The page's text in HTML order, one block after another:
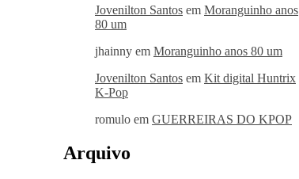
Jovenilton Santos em Moranguinho anos
80 um
jhainny em Moranguinho anos 80 um
Jovenilton Santos em Kit digital Huntrix
K-Pop
romulo em GUERREIRAS DO KPOP
Arquivo